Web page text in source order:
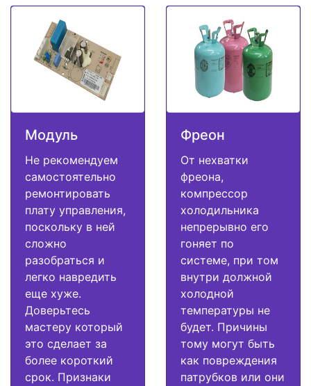
Модуль
Не рекомендуем
самостоятельно
ремонтировать
плату управления,
поскольку в ней
сложно
разобраться и
легко навредить
еще хуже.
Доверьтесь
мастеру который
это сделает за
более короткий
срок. Признаки
Фреон
От нехватки
фреона,
компрессор
холодильника
непрерывно его
гоняет по
системе, при том
внутри должной
холодной
температуры не
будет. Причины
тому могут быть
как повреждения
патрубков или они